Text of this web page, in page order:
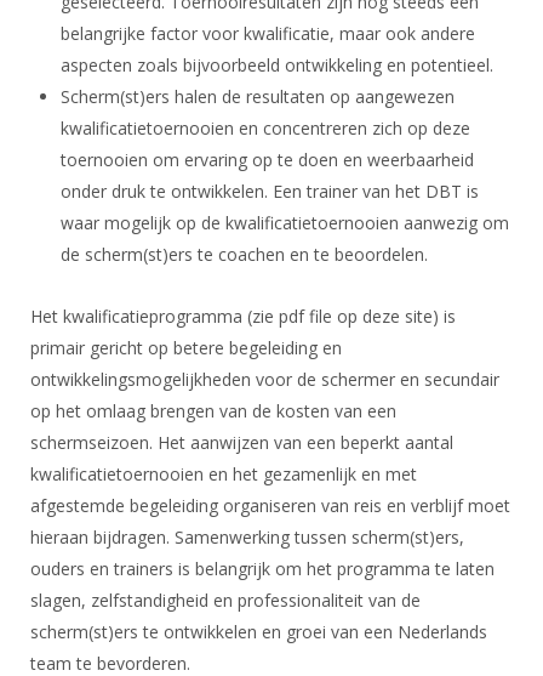
NK organiseren
Promotie en logo
Geschiedenis van het schermen
belangrijke factor voor kwalificatie, maar ook andere
aspecten zoals bijvoorbeeld ontwikkeling en potentieel.
Scherm(st)ers halen de resultaten op aangewezen
kwalificatietoernooien en concentreren zich op deze
toernooien om ervaring op te doen en weerbaarheid
onder druk te ontwikkelen. Een trainer van het DBT is
waar mogelijk op de kwalificatietoernooien aanwezig om
de scherm(st)ers te coachen en te beoordelen.
Het kwalificatieprogramma (zie pdf file op deze site) is
primair gericht op betere begeleiding en
ontwikkelingsmogelijkheden voor de schermer en secundair
op het omlaag brengen van de kosten van een
schermseizoen. Het aanwijzen van een beperkt aantal
kwalificatietoernooien en het gezamenlijk en met
afgestemde begeleiding organiseren van reis en verblijf moet
hieraan bijdragen. Samenwerking tussen scherm(st)ers,
ouders en trainers is belangrijk om het programma te laten
slagen, zelfstandigheid en professionaliteit van de
scherm(st)ers te ontwikkelen en groei van een Nederlands
team te bevorderen.